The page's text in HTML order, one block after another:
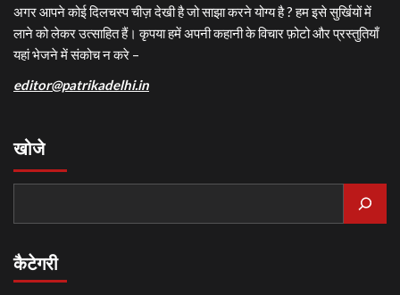
अगर आपने कोई दिलचस्प चीज़ देखी है जो साझा करने योग्य है ? हम इसे सुर्खियों में
लाने को लेकर उत्साहित हैं। कृपया हमें अपनी कहानी के विचार फ़ोटो और प्रस्तुतियाँ
यहां भेजने में संकोच न करे –
editor@patrikadelhi.in
खोजे
कैटेगरी